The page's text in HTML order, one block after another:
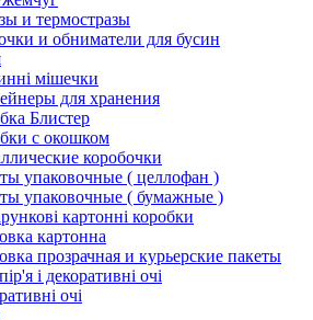
и термостразы
и обниматели для бусин
мішечки
для хранения
Блистер
с окошком
коробочки
упаковочные ( целлофан )
упаковочные ( бумажные )
картонні коробки
картонна
прозрачная и курьерские пакеты
і декоративні очі
очі